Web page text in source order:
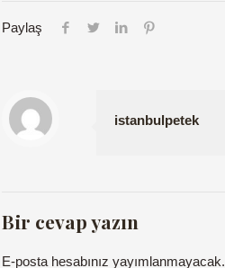
Paylaş
istanbulpetek
Bir cevap yazın
E-posta hesabınız yayımlanmayacak.